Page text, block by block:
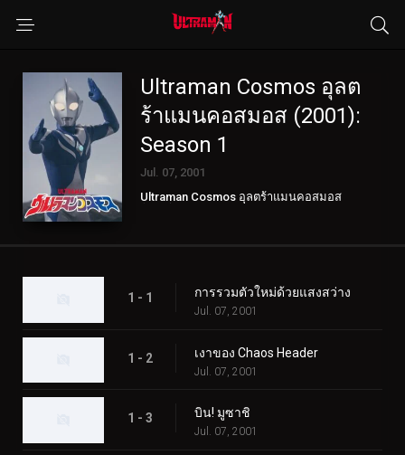
Ultraman Cosmos อุลต
ร้าแมนคอสมอส (2001):
Season 1
Jul. 07, 2001
Ultraman Cosmos อุลตร้าแมนคอสมอส
1 - 1 การรวมตัวใหม่ด้วยแสงสว่าง
Jul. 07, 2001
1 - 2 เงาของ Chaos Header
Jul. 07, 2001
1 - 3 บิน! มูซาชิ
Jul. 07, 2001